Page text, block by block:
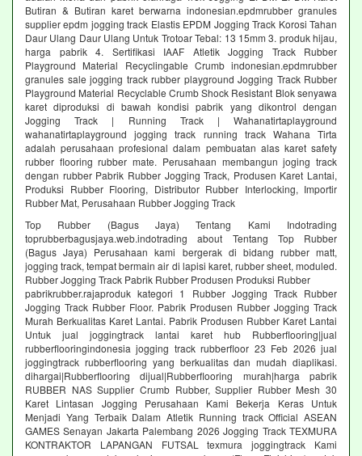
Butiran & Butiran karet berwarna indonesian.epdmrubber granules
supplier epdm jogging track Elastis EPDM Jogging Track Korosi Tahan
Daur Ulang Daur Ulang Untuk Trotoar Tebal: 13 15mm 3. produk hijau,
harga pabrik 4. Sertifikasi IAAF Atletik Jogging Track Rubber
Playground Material Recyclingable Crumb indonesian.epdmrubber
granules sale jogging track rubber playground Jogging Track Rubber
Playground Material Recyclable Crumb Shock Resistant Blok senyawa
karet diproduksi di bawah kondisi pabrik yang dikontrol dengan
Jogging Track | Running Track | Wahanatirtaplayground
wahanatirtaplayground jogging track running track Wahana Tirta
adalah perusahaan profesional dalam pembuatan alas karet safety
rubber flooring rubber mate. Perusahaan membangun joging track
dengan rubber Pabrik Rubber Jogging Track, Produsen Karet Lantai,
Produksi Rubber Flooring, Distributor Rubber Interlocking, Importir
Rubber Mat, Perusahaan Rubber Jogging Track
Top Rubber (Bagus Jaya) Tentang Kami Indotrading
toprubberbagusjaya.web.indotrading about Tentang Top Rubber
(Bagus Jaya) Perusahaan kami bergerak di bidang rubber matt,
jogging track, tempat bermain air di lapisi karet, rubber sheet, moduled.
Rubber Jogging Track Pabrik Rubber Produsen Produksi Rubber
pabrikrubber.rajaproduk kategori 1 Rubber Jogging Track Rubber
Jogging Track Rubber Floor. Pabrik Produsen Rubber Jogging Track
Murah Berkualitas Karet Lantai. Pabrik Produsen Rubber Karet Lantai
Untuk jual joggingtrack lantai karet hub Rubberflooring|jual
rubberflooringindonesia jogging track rubberfloor 23 Feb 2026 jual
joggingtrack rubberflooring yang berkualitas dan mudah diaplikasi.
dihargai|Rubberflooring dijual|Rubberflooring murah|harga pabrik
RUBBER NAS Supplier Crumb Rubber, Supplier Rubber Mesh 30
Karet Lintasan Jogging Perusahaan Kami Bekerja Keras Untuk
Menjadi Yang Terbaik Dalam Atletik Running track Official ASEAN
GAMES Senayan Jakarta Palembang 2026 Jogging Track TEXMURA
KONTRAKTOR LAPANGAN FUTSAL texmura joggingtrack Kami